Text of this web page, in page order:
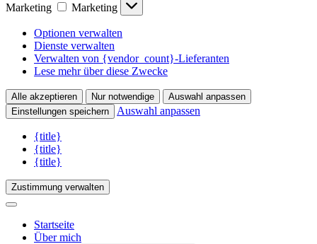
Marketing
Marketing
Optionen verwalten
Dienste verwalten
Verwalten von {vendor_count}-Lieferanten
Lese mehr über diese Zwecke
Alle akzeptieren Nur notwendige
Auswahl anpassen
Einstellungen speichern
Auswahl anpassen
{title}
{title}
{title}
Zustimmung verwalten
Startseite
Über mich